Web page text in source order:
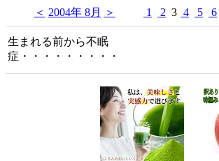
＜ 2004年 8月 ＞ 1 2 3 4 5 6
生まれる前から不眠
症・・・・・・・・・